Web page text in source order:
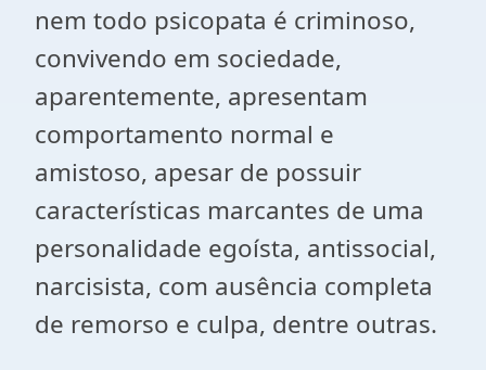
nem todo psicopata é criminoso,
convivendo em sociedade,
aparentemente, apresentam
comportamento normal e
amistoso, apesar de possuir
características marcantes de uma
personalidade egoísta, antissocial,
narcisista, com ausência completa
de remorso e culpa, dentre outras.